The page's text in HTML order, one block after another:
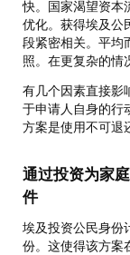
快。国家渴望资本
优化。获得埃及公
段紧密相关。平均
照。在更复杂的情
有几个因素直接影
于申请人自身的行
方案是使用不可退
通过投资为家
件
埃及投资公民身份
份。这使得该方案